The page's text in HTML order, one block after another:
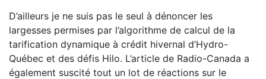
D’ailleurs je ne suis pas le seul à dénoncer les
largesses permises par l’algorithme de calcul de la
tarification dynamique à crédit hivernal d’Hydro-
Québec et des défis Hilo. L’article de Radio-Canada a
également suscité tout un lot de réactions sur le